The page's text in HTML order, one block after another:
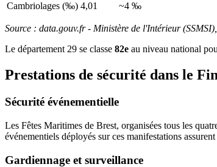
Cambriolages (‰) 4,01 ~4 ‰
Source : data.gouv.fr - Ministère de l'Intérieur
Le département 29 se classe 82e au niveau national
Prestations de sécurité dans le
Sécurité événementielle
Les Fêtes Maritimes de Brest, organisées tous les
événementiels déployés sur ces manifestations
Gardiennage et surveillance